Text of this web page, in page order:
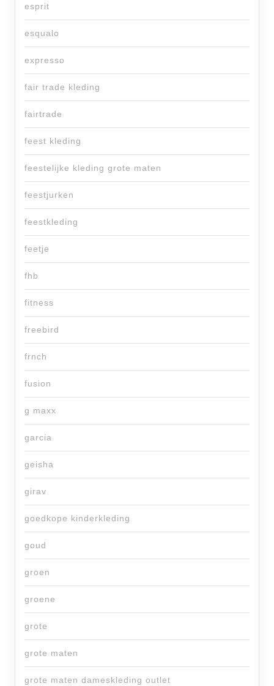
esprit
esqualo
expresso
fair trade kleding
fairtrade
feest kleding
feestelijke kleding grote maten
feestjurken
feestkleding
feetje
fhb
fitness
freebird
frnch
fusion
g maxx
garcia
geisha
girav
goedkope kinderkleding
goud
groen
groene
grote
grote maten
grote maten dameskleding outlet